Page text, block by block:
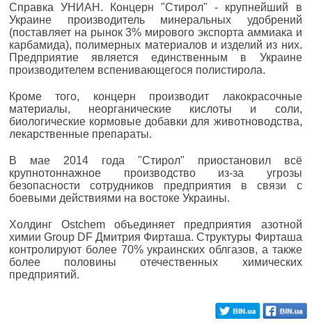
Справка УНИАН. Концерн "Стирол" - крупнейший в
Украине производитель минеральных удобрений
(поставляет на рынок 3% мирового экспорта аммиака и
карбамида), полимерных материалов и изделий из них.
Предприятие является единственным в Украине
производителем вспенивающегося полистирола.
Кроме того, концерн производит лакокрасочные
материалы, неорганические кислоты и соли,
биологические кормовые добавки для животноводства,
лекарственные препараты.
В мае 2014 года "Стирол" приостановил всё
крупнотоннажное производство из-за угрозы
безопасности сотрудников предприятия в связи с
боевыми действиями на востоке Украины.
Холдинг Ostchem объединяет предприятия азотной
химии Group DF Дмитрия Фирташа. Структуры Фирташа
контролируют более 70% украинских облгазов, а также
более половины отечественных химических
предприятий.